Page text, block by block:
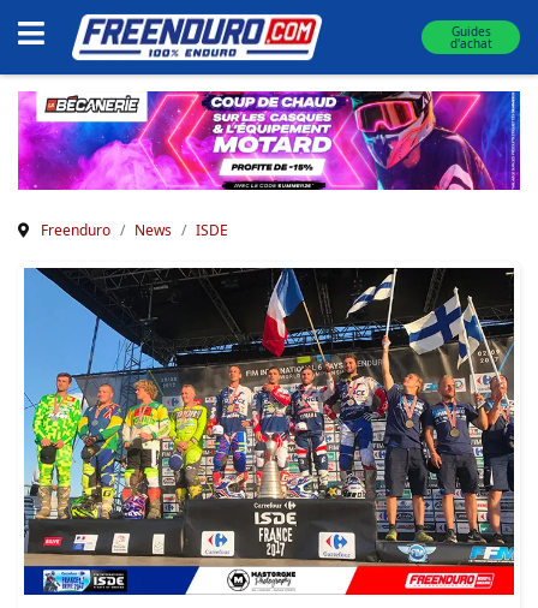
Guides
d'achat
Freenduro News ISDE